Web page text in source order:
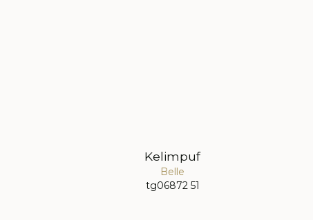
Kelimpuf
Belle
tg06872 51